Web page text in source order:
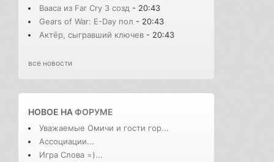
Вааса из Far Cry 3 созд - 20:43
Gears of War: E-Day пол - 20:43
Актёр, сыгравший ключев - 20:43
все новости
НОВОЕ НАФОРУМЕ
Уважаемые Омичи и гости гор...
Ассоциации...
Игра Слова =)...